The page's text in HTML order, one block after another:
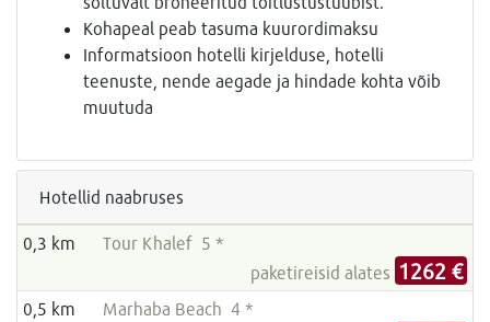
Kohapeal peab tasuma kuurordimaksu
Informatsioon hotelli kirjelduse, hotelli
teenuste, nende aegade ja hindade kohta võib
muutuda
Hotellid naabruses
0,3 km
Tour Khalef 5 *
paketireisid alates 1262 €
0,5 km
Marhaba Beach 4 *